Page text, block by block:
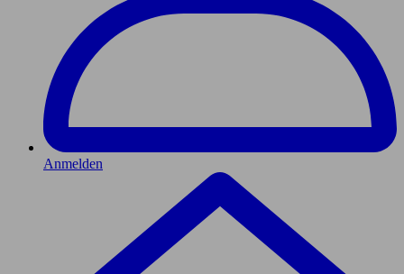
Anmelden